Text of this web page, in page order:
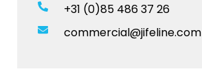
+31 (0)85 486 37 26
commercial@jifeline.com